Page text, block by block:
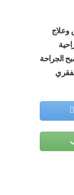
الجراحة